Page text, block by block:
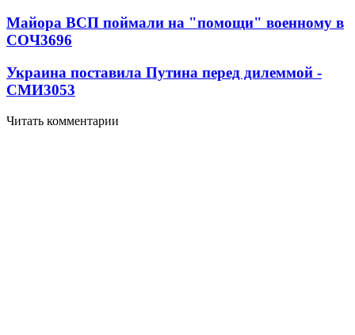
Майора ВСП поймали на "помощи" военному в
СОЧ3696
Украина поставила Путина перед дилеммой -
СМИ3053
Читать комментарии